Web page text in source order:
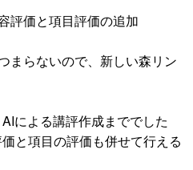
価と項目評価の追加
まらないので、新しい森リン
による講評作成まででした
と項目の評価も併せて行える